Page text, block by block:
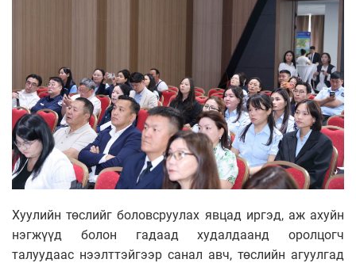
Хуулийн төслийг боловсруулах явцад иргэд, аж ахуйн
нэгжүүд болон гадаад худалдаанд оролцогч
талуудаас нээлттэйгээр санал авч, төслийн агуулгад